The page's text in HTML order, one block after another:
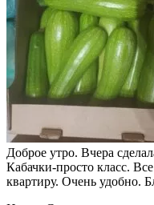
Доброе утро. Вчера
Кабачки-просто класс.
квартиру. Очень удобно.